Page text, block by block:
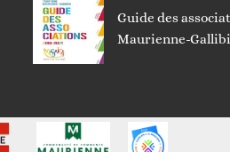
Guide des
Maurienne-